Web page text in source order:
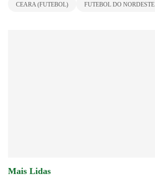
CEARA (FUTEBOL) FUTEBOL DO NORDESTE
Mais Lidas